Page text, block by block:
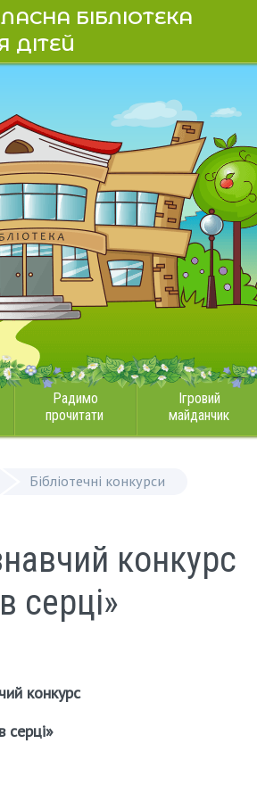
БІБЛІОТЕКА
ДІТЕЙ
Радимо
прочитати
Ігровий
майданчик
Бібліотечні конкурси
конкурс
серці»
конкурс